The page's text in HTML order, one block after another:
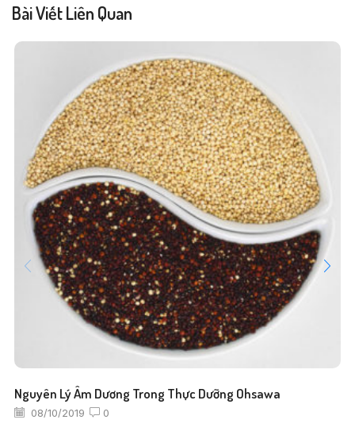
Bài Viết Liên Quan
Nguyên Lý Âm Dương Trong Thực Dưỡng Ohsawa
08/10/2019 0